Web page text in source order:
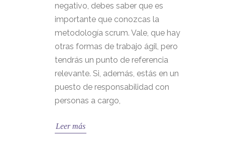
negativo, debes saber que es
importante que conozcas la
metodología scrum. Vale, que hay
otras formas de trabajo ágil, pero
tendrás un punto de referencia
relevante. Si, además, estás en un
puesto de responsabilidad con
personas a cargo,
Leer más